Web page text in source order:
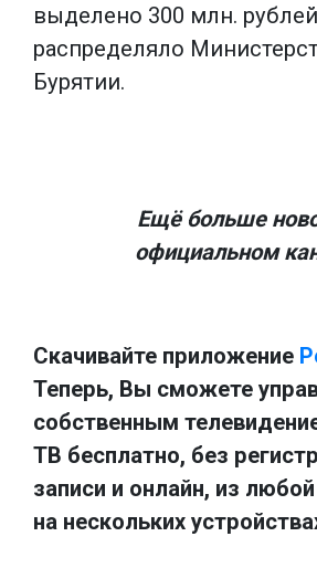
выделено 300 млн.
распределяло
Бурятии.
Ещё больше
официальном
Скачивайте приложение
Теперь, Вы сможете
собственным
ТВ бесплатно, без
записи и онлайн, из
на нескольких